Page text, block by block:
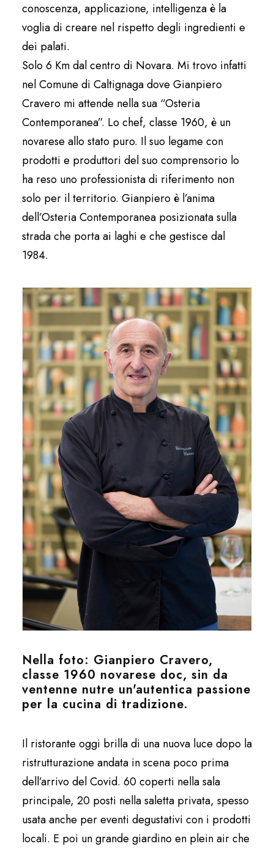
conoscenza, applicazione, intelligenza è la
voglia di creare nel rispetto degli ingredienti e
dei palati.
Solo 6 Km dal centro di Novara. Mi trovo infatti
nel Comune di Caltignaga dove Gianpiero
Cravero mi attende nella sua “Osteria
Contemporanea”. Lo chef, classe 1960, è un
novarese allo stato puro. Il suo legame con
prodotti e produttori del suo comprensorio lo
ha reso uno professionista di riferimento non
solo per il territorio. Gianpiero è l’anima
dell’Osteria Contemporanea posizionata sulla
strada che porta ai laghi e che gestisce dal
1984.
Nella foto: Gianpiero Cravero,
classe 1960 novarese doc, sin da
ventenne nutre un'autentica passione
per la cucina di tradizione.
Il ristorante oggi brilla di una nuova luce dopo la
ristrutturazione andata in scena poco prima
dell’arrivo del Covid. 60 coperti nella sala
principale, 20 posti nella saletta privata, spesso
usata anche per eventi degustativi con i prodotti
locali. E poi un grande giardino en plein air che